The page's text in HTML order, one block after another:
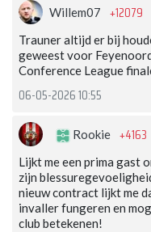
Willem07 +12079
Trauner altijd er bij
geweest voor
Conference League
06-05-2026 10:55
Rookie +4163
Lijkt me een prima gast
zijn
nieuw contract lijkt me
invaller fungeren en
club betekenen!